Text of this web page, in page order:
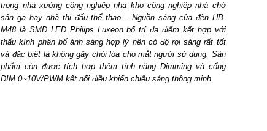
trong nhà xưởng công nghiệp nhà kho công nghiệp nhà chờ
sân ga hay nhà thi đấu thể thao... Nguồn sáng của đèn HB-
M48 là SMD LED Philips Luxeon bố trí đa điểm kết hợp với
thấu kính phân bố ánh sáng hợp lý nên có độ rọi sáng rất tốt
và đặc biệt là không gây chói lóa cho mắt người sử dụng. Sản
phẩm còn được tích hợp thêm tính năng Dimming và cổng
DIM 0~10V/PWM kết nối điều khiển chiếu sáng thông minh.